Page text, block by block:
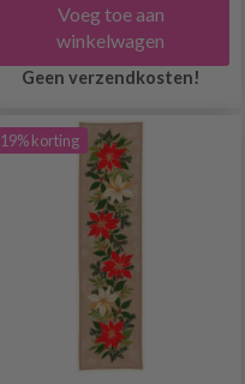
Voeg toe aan
winkelwagen
Geen verzendkosten!
19% korting